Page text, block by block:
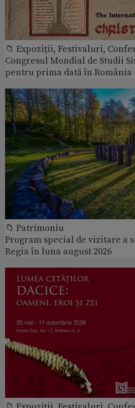
📁 Expoziţii, Festivaluri,
Congresul Mondial de Studii
pentru prima dată în România
📁 Patrimoniu
Program special de vizitare a
Regia în luna august 2026